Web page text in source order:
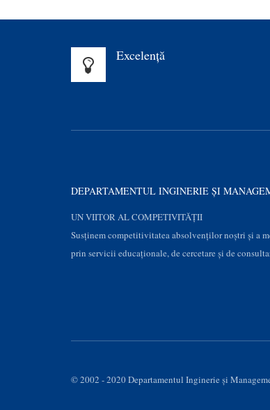
Excelenţă
DEPARTAMENTUL INGINERIE ȘI
UN VIITOR AL COMPETIVITĂȚII
Susţinem competitivitatea absolvenților noștri și a
prin servicii educaţionale, de cercetare şi de
© 2002 - 2020 Departamentul Inginerie şi